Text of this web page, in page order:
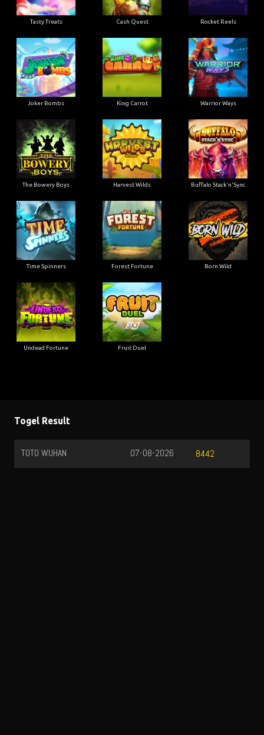
Tasty Treats Cash Quest Rocket Reels
Joker Bombs King Carrot Warrior Ways
The Bowery Boys Harvest Wilds Buffalo Stack'n'Sync
Time Spinners Forest Fortune Born Wild
Undead Fortune Fruit Duel
Togel Result
TOTO WUHAN 8442
07-08-2026